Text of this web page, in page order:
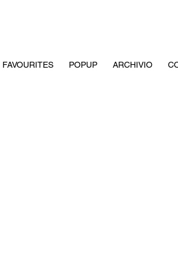
FAVOURITES POPUP ARCHIVIO